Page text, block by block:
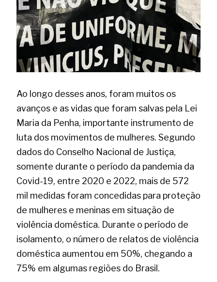
Ao longo desses anos, foram muitos os
avanços e as vidas que foram salvas pela Lei
Maria da Penha, importante instrumento de
luta dos movimentos de mulheres. Segundo
dados do Conselho Nacional de Justiça,
somente durante o período da pandemia da
Covid-19, entre 2020 e 2022, mais de 572
mil medidas foram concedidas para proteção
de mulheres e meninas em situação de
violência doméstica. Durante o período de
isolamento, o número de relatos de violência
doméstica aumentou em 50%, chegando a
75% em algumas regiões do Brasil.